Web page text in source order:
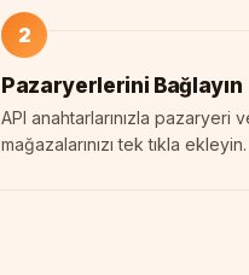
Pazaryerlerini Bağlayın
API anahtarlarınızla pazaryeri
mağazalarınızı tek tıkla ekleyin.